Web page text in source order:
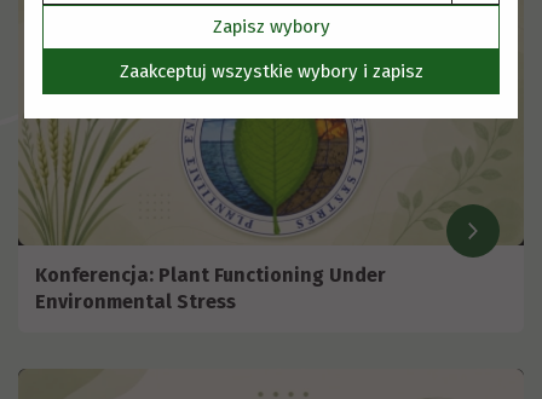
Konferencja: Plant Functioning Under
Environmental Stress
Zapisz wybory
Zaakceptuj wszystkie wybory i zapisz